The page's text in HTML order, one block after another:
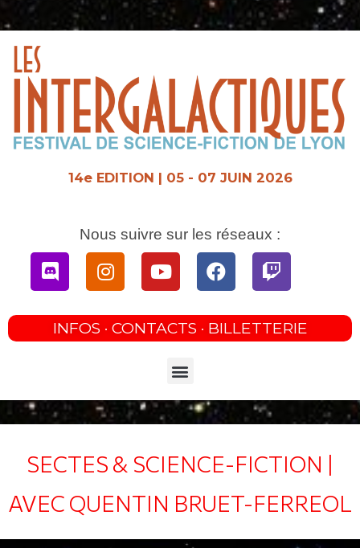
au
14e EDITION | 05 - 07 JUIN 2026
Nous suivre sur les réseaux :
DiscordInstagramYoutubeFacebookTwitch
INFOS · CONTACTS · BILLETTERIE
Menu
SECTES & SCIENCE-FICTION |
AVEC QUENTIN BRUET-FERREOL